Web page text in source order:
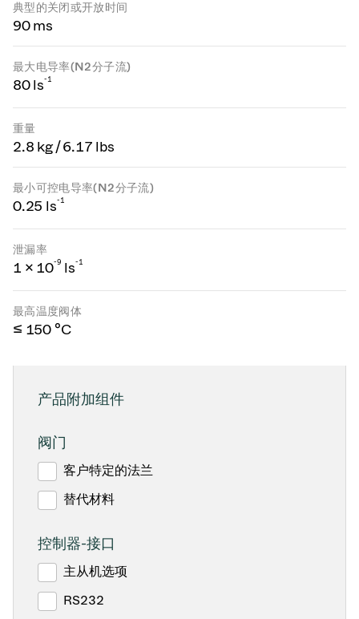
典型的关闭或开放时间
90 ms
最大电导率(N2分子流)
80 ls-1
重量
2.8 kg / 6.17 lbs
最小可控电导率(N2分子流)
0.25 ls-1
泄漏率
1 × 10-9 ls-1
最高温度阀体
≤ 150 °C
产品附加组件
阀门
客户特定的法兰
替代材料
控制器-接口
主从机选项
RS232